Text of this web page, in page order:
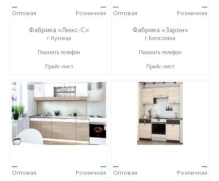
—
Оптовая
—
Розничная
Фабрика «Люкс-С»
г.Кузнецк
+ 7 (999) 748-11-11
Показать телефон
Прайс-лист
—
Оптовая
—
Розничная
Фабрика «Зарон»
г.Богословка
+7 (8412) 21-50-66
Показать телефон
Прайс-лист
—
Оптовая
—
Розничная
—
Оптовая
—
Розничная